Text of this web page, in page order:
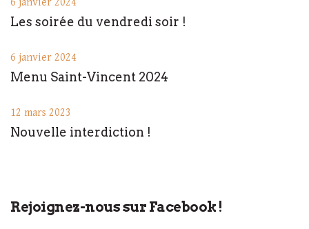
Les soirée du vendredi soir !
6 janvier 2024
Menu Saint-Vincent 2024
12 mars 2023
Nouvelle interdiction !
Rejoignez-nous sur Facebook !